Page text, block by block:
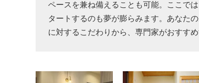
ペースを兼ね備えることも可能。ここで
タートするのも夢が膨らみます。あなた
に対するこだわりから、専門家がおすす